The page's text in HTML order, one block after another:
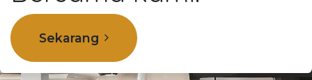
Sekarang